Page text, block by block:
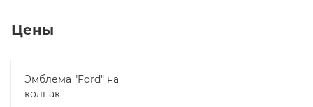
Цены
Эмблема "Ford" на
колпак